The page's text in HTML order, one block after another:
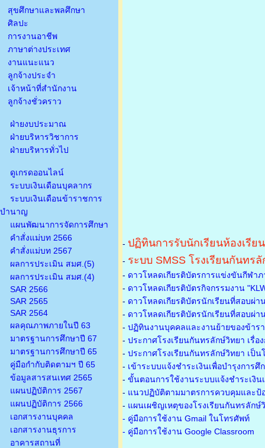
สุขศึกษาและพลศึกษา
ศิลปะ
การงานอาชีพ
ภาษาต่างประเทศ
งานแนะแนว
ลูกจ้างประจำ
เจ้าหน้าที่สำนักงาน
ลูกจ้างชั่วคราว
ฝ่ายงบประมาณ
ฝ่ายบริหารวิชาการ
ฝ่ายบริหารทั่วไป
ดูเกรดออนไลน์
ระบบเงินเดือนบุคลากร
ระบบเงินเดือนข้าราชการ
บำนาญ
แผนพัฒนาการจัดการศึกษา
คำสั่งแม่บท 2566
คำสั่งแม่บท 2567
ผลการประเมิน สมศ.(5)
ผลการประเมิน สมศ.(4)
SAR 2566
SAR 2565
SAR 2564
ผลคุณภาพภายในปี 63
มาตรฐานการศึกษาปี 67
มาตรฐานการศึกษาปี 65
คู่มือกำกับติดตามฯ ปี 65
ข้อมูลสารสนเทศ 2565
แผนปฏิบัติการ 2567
แผนปฏิบัติการ 2566
เอกสารงานบุคคล
เอกสารงานธุรการ
อาคารสถานที่
- ปฏิทินการรับนักเรียนห้องเรีย
- ระบบ SMSS โรงเรียนกันทร
- ดาวโหลดเกียรติบัตรการแข่งขันกีฬา
- ดาวโหลดเกียรติบัตรกิจกรรมงาน
- ดาวโหลดเกียรติบัตรนักเรียนที่สอบผ่
- ดาวโหลดเกียรติบัตรนักเรียนที่สอบผ่
- ปฏิทินงานบุคคลและงานย้ายของข้าร
- ประกาศโรงเรียนกันทรลักษ์วิทยา เรื่
- ประกาศโรงเรียนกันทรลักษ์วิทยา เป็
- เข้าระบบแจ้งชำระเงินเพื่อบำรุงการศึ
- ขั้นตอนการใช้งานระบบแจ้งชำระเงิน
- แนวปฏิบัติตามมาตรการควบคุมและป้
- แผนเผชิญเหตุของโรงเรียนกันทรลัก
- คู่มือการใช้งาน Gmail ในโทรศัพท์
- คู่มือการใช้งาน Google Classroom